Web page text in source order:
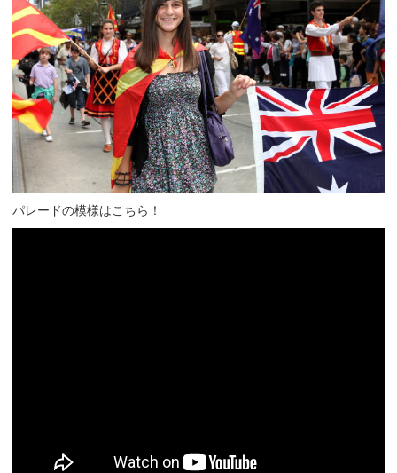
パレードの模様はこちら！